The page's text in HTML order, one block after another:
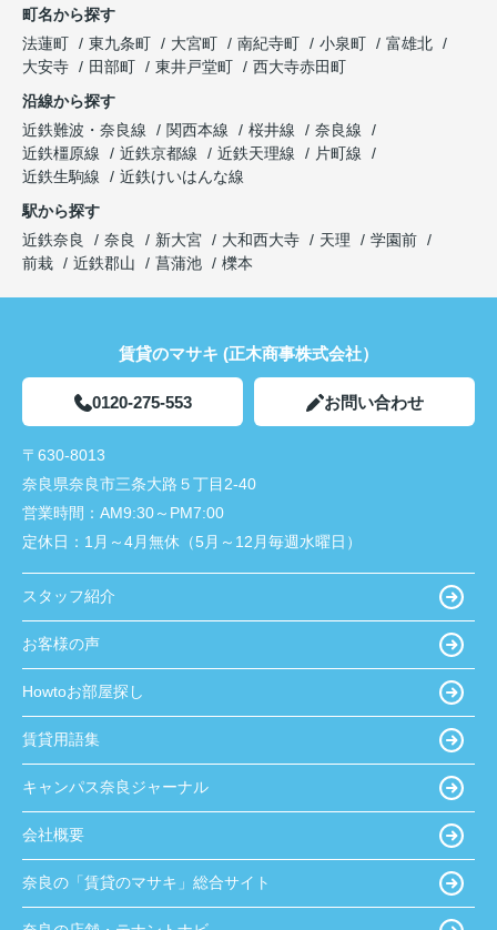
町名から探す
法蓮町
東九条町 大宮町 南紀寺町 小泉町
富雄北
大安寺
田部町 東井戸堂町
西大寺赤田町
沿線から探す
近鉄難波・奈良線
関西本線 桜井線
奈良線
近鉄橿原線
近鉄京都線 近鉄天理線
片町線
近鉄生駒線
近鉄けいはんな線
駅から探す
近鉄奈良
奈良 新大宮 大和西大寺 天理
学園前
前栽
近鉄郡山 菖蒲池 櫟本
賃貸のマサキ (正木商事株式会社）
0120-275-553 お問い合わせ
〒630-8013
奈良県奈良市三条大路５丁目2-40
営業時間： AM9:30～PM7:00
定休日： 1月～4月無休（5月～12月毎週水曜日）
スタッフ紹介
お客様の声
Howtoお部屋探し
賃貸用語集
キャンパス奈良ジャーナル
会社概要
奈良の「賃貸のマサキ」総合サイト